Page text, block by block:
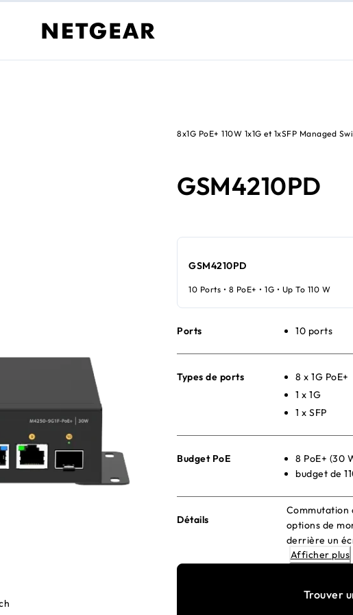
8x1G PoE+ 110W 1x1G et 1xSFP Managed
GSM4210PD
GSM4210PD
10 Ports • 8 PoE+ • 1G • Up To 110 W
Ports 10 ports
Types de ports
8 x 1G PoE+
1 x 1G
1 x SFP
Budget PoE
8 PoE+ (30
budget de
Détails
Commutation
options de
derrière un
fonctionnalité
Afficher plus
Trouver